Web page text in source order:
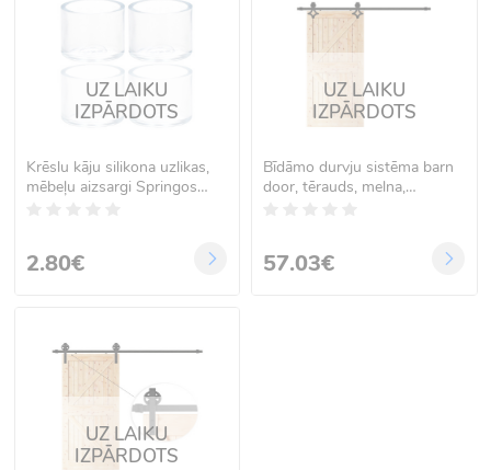
UZ LAIKU
IZPĀRDOTS
Krēslu kāju silikona uzlikas,
mēbeļu aizsargi Springos
2.80€
UZ LAIKU
IZPĀRDOTS
Bīdāmo durvju sistēma barn
door, tērauds, melna,
57.03€
UZ LAIKU
IZPĀRDOTS